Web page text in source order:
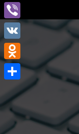
WhatsApp
Viber
VK
Odnoklassniki
Отправить